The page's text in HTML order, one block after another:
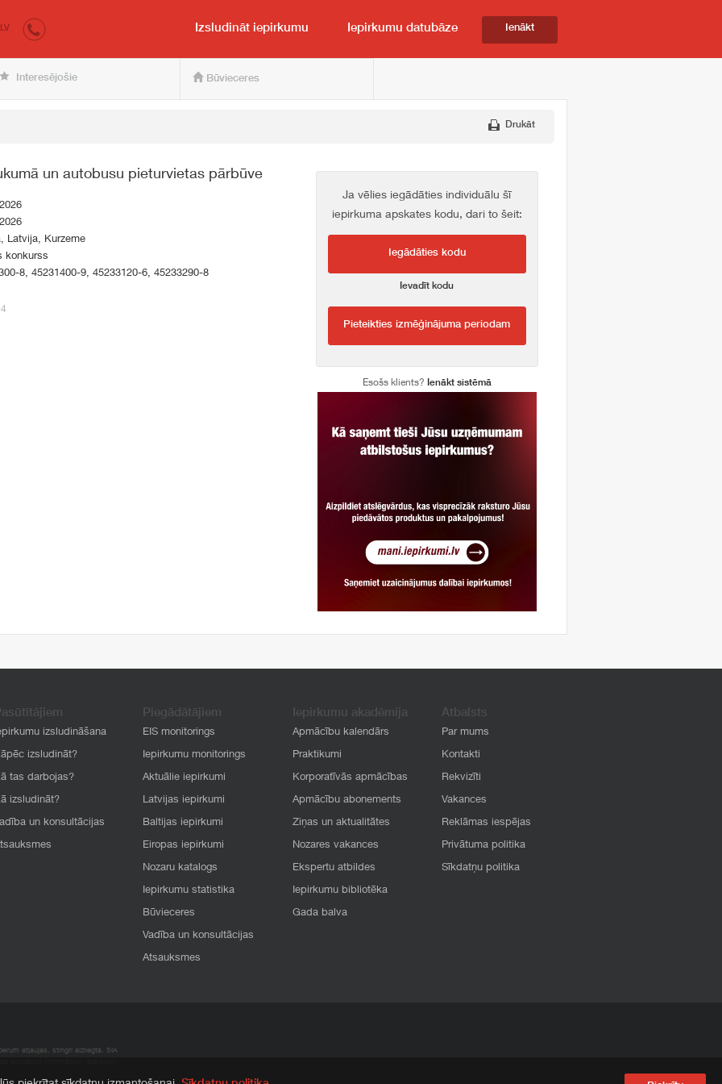
pircējam un pārdevējam
LV Izsludināt iepirkumu Iepirkumu datubāze Ienākt
Interesējošie Būvieceres
Drukāt
un autobusu pieturvietas pārbūve
Latvija, Kurzeme
konkurss
8, 45231400-9, 45233120-6, 45233290-8
Ja vēlies iegādāties individuālu šī
iepirkuma apskates kodu, dari to šeit:
Iegādāties kodu
Ievadīt kodu
Pieteikties izmēģinājuma periodam
Esošs klients? Ienākt sistēmā
izsludināšana
izsludināt?
tas darbojas?
izsludināt?
un konsultācijas
Piegādātājiem
EIS monitorings
Iepirkumu monitorings
Aktuālie iepirkumi
Latvijas iepirkumi
Baltijas iepirkumi
Eiropas iepirkumi
Nozaru katalogs
Iepirkumu statistika
Būvieceres
Vadība un konsultācijas
Atsauksmes
Iepirkumu akadēmija
Apmācību kalendārs
Praktikumi
Korporatīvās apmācības
Apmācību abonements
Ziņas un aktualitātes
Nozares vakances
Ekspertu atbildes
Iepirkumu bibliotēka
Gada balva
Atbalsts
Par mums
Kontakti
Rekvizīti
Vakances
Reklāmas iespējas
Privātuma politika
Sīkdatņu politika
atļaujas, stingri aizliegta. SIA